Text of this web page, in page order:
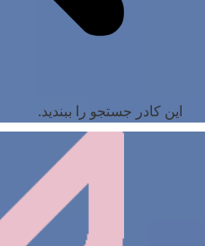
این کادر جستجو را ببندید.